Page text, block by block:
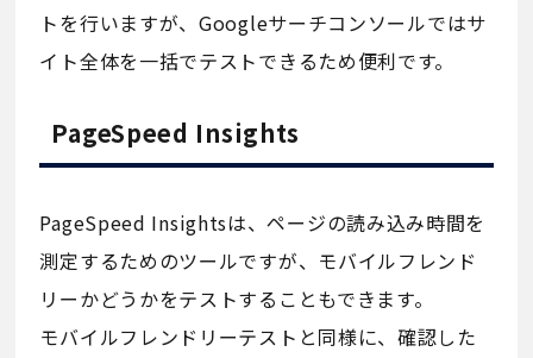
トを行いますが、Googleサーチコンソールではサ
イト全体を一括でテストできるため便利です。
PageSpeed Insights
PageSpeed Insightsは、ページの読み込み時間を
測定するためのツールですが、モバイルフレンド
リーかどうかをテストすることもできます。
モバイルフレンドリーテストと同様に、確認した